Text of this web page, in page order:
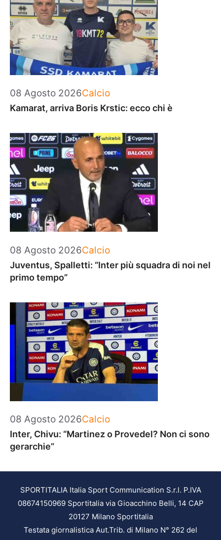
08 Agosto 2026Categorie
Calcio
Kamarat, arriva Boris Krstic: ecco chi è
08 Agosto 2026Categorie
Calcio
Juventus, Spalletti: “Inter più squadra di noi nel
primo tempo”
08 Agosto 2026Categorie
Calcio
Inter, Chivu: “Martinez o Provedel? Non ci sono
gerarchie”
SPORTITALIA Italia Sport Communication S.r.l. P.IVA
08674150969 Sportitalia via Gioacchino Belli, 14 CAP
20127 Milano Sportitalia
Testata giornalistica Aut.Trib. di Milano N° 262 del